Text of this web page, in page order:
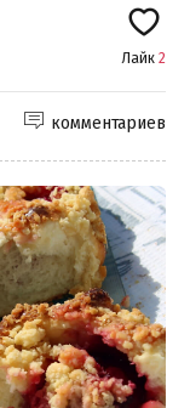
Лайк 2
комментариев